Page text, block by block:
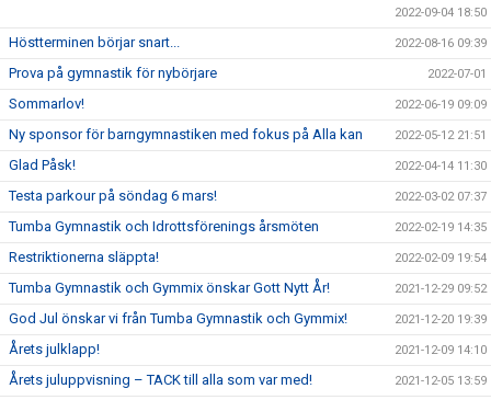
2022-09-04 18:50
Höstterminen börjar snart... 2022-08-16 09:39
Prova på gymnastik för nybörjare 2022-07-01
Sommarlov! 2022-06-19 09:09
Ny sponsor för barngymnastiken med fokus på Alla kan 2022-05-12 21:51
Glad Påsk! 2022-04-14 11:30
Testa parkour på söndag 6 mars! 2022-03-02 07:37
Tumba Gymnastik och Idrottsförenings årsmöten 2022-02-19 14:35
Restriktionerna släppta! 2022-02-09 19:54
Tumba Gymnastik och Gymmix önskar Gott Nytt År! 2021-12-29 09:52
God Jul önskar vi från Tumba Gymnastik och Gymmix! 2021-12-20 19:39
Årets julklapp! 2021-12-09 14:10
Årets juluppvisning – TACK till alla som var med! 2021-12-05 13:59